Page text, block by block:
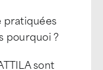
pratiquées
pourquoi ?
sont